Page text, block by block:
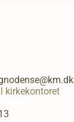
kirkekontoret